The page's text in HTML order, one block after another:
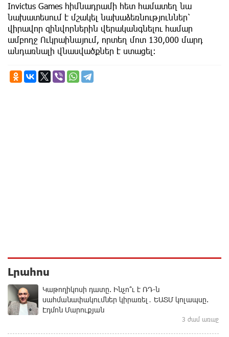
Invictus Games հիմնադրամի հետ համատեղ նա
նախատեսում է մշակել նախաձեռնություններ՝
վիրավոր զինվորներին վերականգնելու համար
ամբողջ Ուկրաինայում, որտեղ մոտ 130,000 մարդ
անդառնալի վնասվածքներ է ստացել։
Լրահոս
Կաթողիկոսի դատը. Ինչո՞ւ է ՌԴ-ն
սահմանափակումներ կիրառել․ ԵԱՏՄ կոլապսը.
Էդմոն Մարուքյան
3 ժամ առաջ